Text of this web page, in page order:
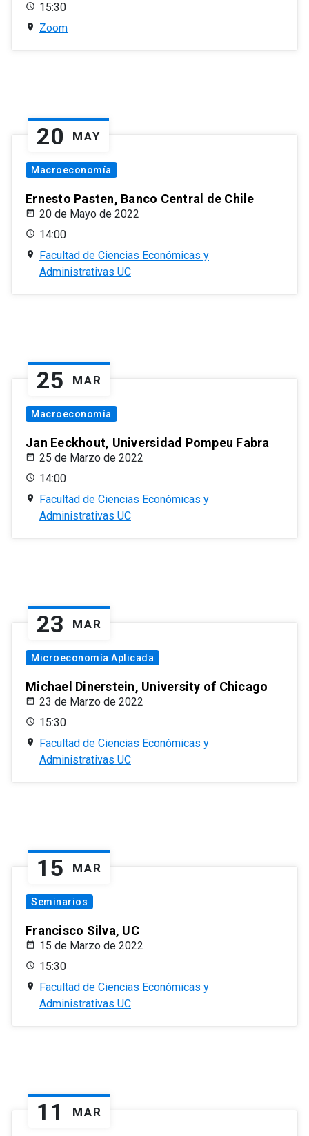
15:30
Zoom
20 MAY
Macroeconomía
Ernesto Pasten, Banco Central de Chile
20 de Mayo de 2022
14:00
Facultad de Ciencias Económicas y
Administrativas UC
25 MAR
Macroeconomía
Jan Eeckhout, Universidad Pompeu Fabra
25 de Marzo de 2022
14:00
Facultad de Ciencias Económicas y
Administrativas UC
23 MAR
Microeconomía Aplicada
Michael Dinerstein, University of Chicago
23 de Marzo de 2022
15:30
Facultad de Ciencias Económicas y
Administrativas UC
15 MAR
Seminarios
Francisco Silva, UC
15 de Marzo de 2022
15:30
Facultad de Ciencias Económicas y
Administrativas UC
11 MAR